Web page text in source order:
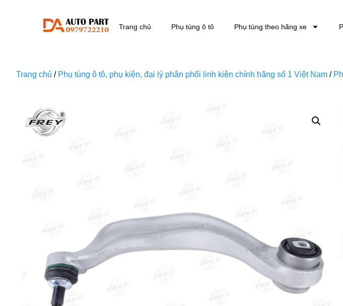
Trang chủ Phụ tùng ô tô Phụ tùng theo hãng xe
Trang chủ / Phụ tùng ô tô, phụ kiện, đại lý phân phối linh kiện chính hãng số 1 Việt Nam /